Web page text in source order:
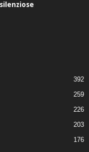
392
259
226
203
176